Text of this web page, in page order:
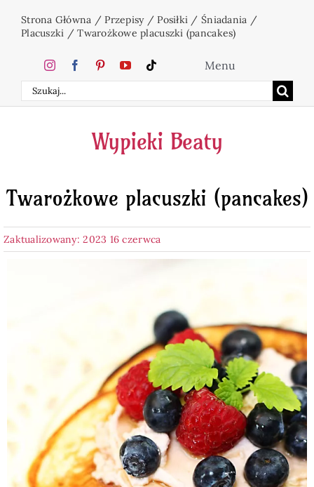
Strona Główna /Przepisy/Posiłki / Śniadania /
Placuszki /Twarożkowe placuszki (pancakes)
Szukaj
Menu
Home
Ciasta
Desery
Pieczywo
Przetwory
Posiłki
Zdrowo i fit
Wypieki Beaty
Twarożkowe placuszki (pancakes)
Zaktualizowany: 2023 16 czerwca